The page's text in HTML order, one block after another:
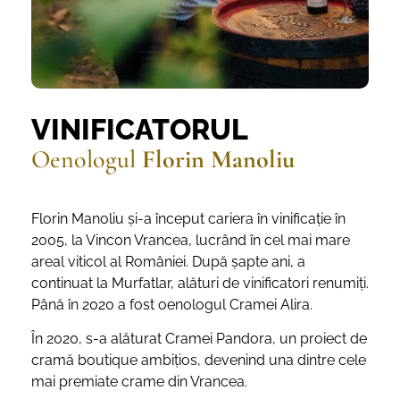
VINIFICATORUL
Oenologul Florin Manoliu
Florin Manoliu și-a început cariera în vinificație în
2005, la Vincon Vrancea, lucrând în cel mai mare
areal viticol al României. După șapte ani, a
continuat la Murfatlar, alături de vinificatori renumiți.
Până în 2020 a fost oenologul Cramei Alira.
În 2020, s-a alăturat Cramei Pandora, un proiect de
cramă boutique ambițios, devenind una dintre cele
mai premiate crame din Vrancea.